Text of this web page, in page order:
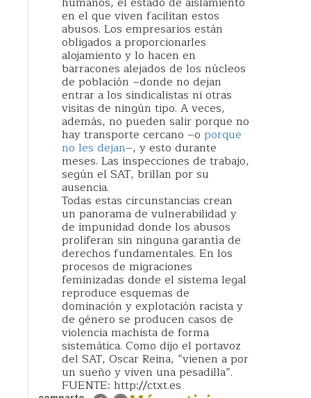
en el que viven facilitan estos
abusos. Los empresarios están
obligados a proporcionarles
alojamiento y lo hacen en
barracones alejados de los núcleos
de población –donde no dejan
entrar a los sindicalistas ni otras
visitas de ningún tipo. A veces,
además, no pueden salir porque no
hay transporte cercano –o porque
no les dejan–, y esto durante
meses. Las inspecciones de trabajo,
según el SAT, brillan por su
ausencia.
Todas estas circunstancias crean
un panorama de vulnerabilidad y
de impunidad donde los abusos
proliferan sin ninguna garantía de
derechos fundamentales. En los
procesos de migraciones
feminizadas donde el sistema legal
reproduce esquemas de
dominación y explotación racista y
de género se producen casos de
violencia machista de forma
sistemática. Como dijo el portavoz
del SAT, Oscar Reina, “vienen a por
un sueño y viven una pesadilla”.
FUENTE: http://ctxt.es